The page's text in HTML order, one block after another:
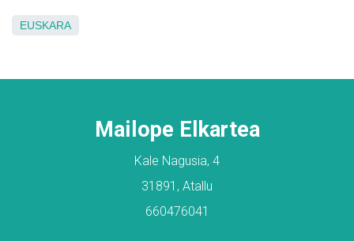
EUSKARA
Mailope Elkartea
Kale Nagusia, 4
31891, Atallu
660476041